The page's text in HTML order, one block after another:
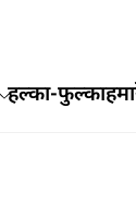
हल्का-फुल्का